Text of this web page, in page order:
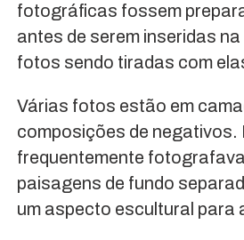
fotográficas fossem
antes de serem inseridas
fotos sendo tiradas com
Várias fotos estão em
composições de negativos.
frequentemente
paisagens de fundo
um aspecto escultural para